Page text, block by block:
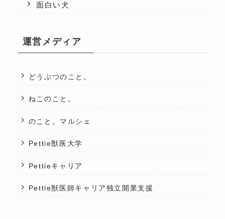
面白い犬
運営メディア
どうぶつのこと。
ねこのこと。
のこと。マルシェ
Pettie獣医大学
Pettieキャリア
Pettie獣医師キャリア独立開業支援